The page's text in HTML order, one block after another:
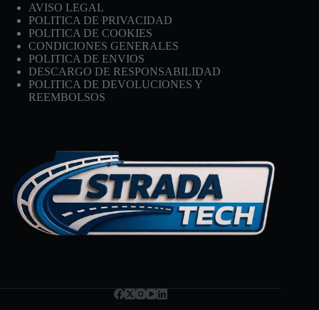
AVISO LEGAL
POLITICA DE PRIVACIDAD
POLITICA DE COOKIES
CONDICIONES GENERALES
POLITICA DE ENVIOS
DESCARGO DE RESPONSABILIDAD
POLITICA DE DEVOLUCIONES Y
REEMBOLSOS